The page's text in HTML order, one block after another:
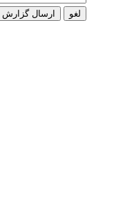
ارسال گزارش